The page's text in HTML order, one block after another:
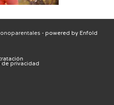
- powered by Enfold
de privacidad